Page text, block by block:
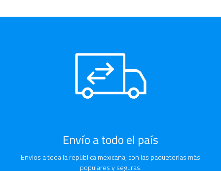
Envío a todo el país
Envíos a toda la república mexicana, con las paqueterías más
populares y seguras.